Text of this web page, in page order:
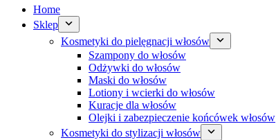
Home
Sklep
Kosmetyki do pielęgnacji włosów
Szampony do włosów
Odżywki do włosów
Maski do włosów
Lotiony i wcierki do włosów
Kuracje dla włosów
Olejki i zabezpieczenie końcówek włosów
Kosmetyki do stylizacji włosów